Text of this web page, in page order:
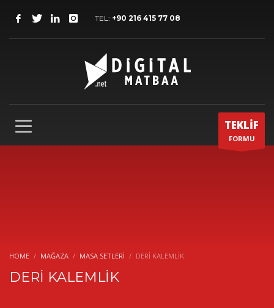
TEL: +90 216 415 77 08
TEKLİF
FORMU
HOME MAĞAZA MASA SETLERI DERİ KALEMLİK
DERİ KALEMLİK